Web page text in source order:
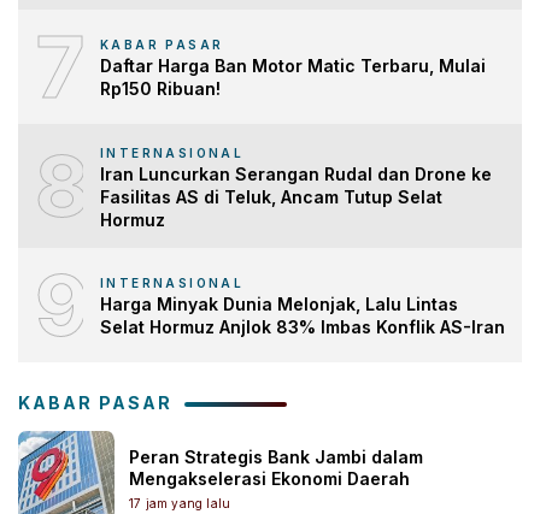
7 KABAR PASAR
Daftar Harga Ban Motor Matic Terbaru, Mulai
Rp150 Ribuan!
8 INTERNASIONAL
Iran Luncurkan Serangan Rudal dan Drone ke
Fasilitas AS di Teluk, Ancam Tutup Selat
Hormuz
9 INTERNASIONAL
Harga Minyak Dunia Melonjak, Lalu Lintas
Selat Hormuz Anjlok 83% Imbas Konflik AS-Iran
KABAR PASAR
Peran Strategis Bank Jambi dalam
Mengakselerasi Ekonomi Daerah
17 jam yang lalu